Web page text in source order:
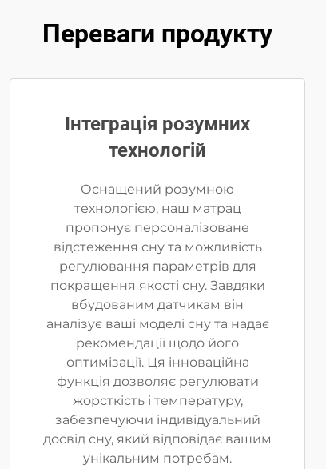
Переваги продукту
Інтеграція розумних
технологій
Оснащений розумною
технологією, наш матрац
пропонує персоналізоване
відстеження сну та можливість
регулювання параметрів для
покращення якості сну. Завдяки
вбудованим датчикам він
аналізує ваші моделі сну та надає
рекомендації щодо його
оптимізації. Ця інноваційна
функція дозволяє регулювати
жорсткість і температуру,
забезпечуючи індивідуальний
досвід сну, який відповідає вашим
унікальним потребам.